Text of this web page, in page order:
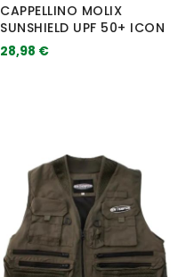
CAPPELLINO MOLIX
SUNSHIELD UPF 50+ ICON
28,98 €